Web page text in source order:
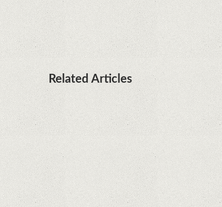
it's sooner than I thought; Features a telephoto
camera with variable optical zoom
Related Articles
What Maintenance Do Solar Powered Security
Cameras Require?
How Do Video Doorbells Balance Privacy and
Security Needs?